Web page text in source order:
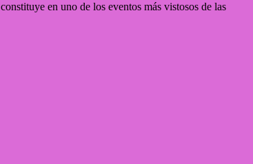
en uno de los eventos más vistosos de las